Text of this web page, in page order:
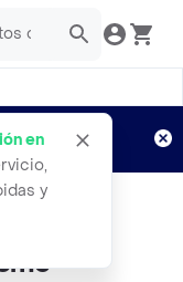
en
y
Aplican TyC
32